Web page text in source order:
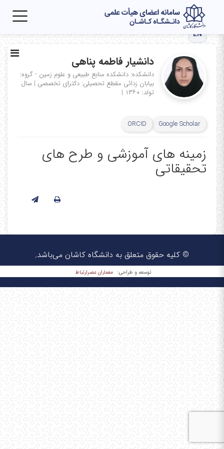
EN
دانشیار فاطمه پناهی
دانشکده: دانشکده منابع طبیعی و علوم زمین - گروه:
بیابان زدائی مقطع تحصیلی: دکترای تخصصی | سال
تولد: ۱۳۶۰
|
Google Scholar
ORCID
زمینه های آموزشی و طرح های
تحقیقاتی
© کلیه حقوق متعلق به دانشگاه کاشان می‌باشد.
توسعه و طراحی: معماران عصر‌ارتباط